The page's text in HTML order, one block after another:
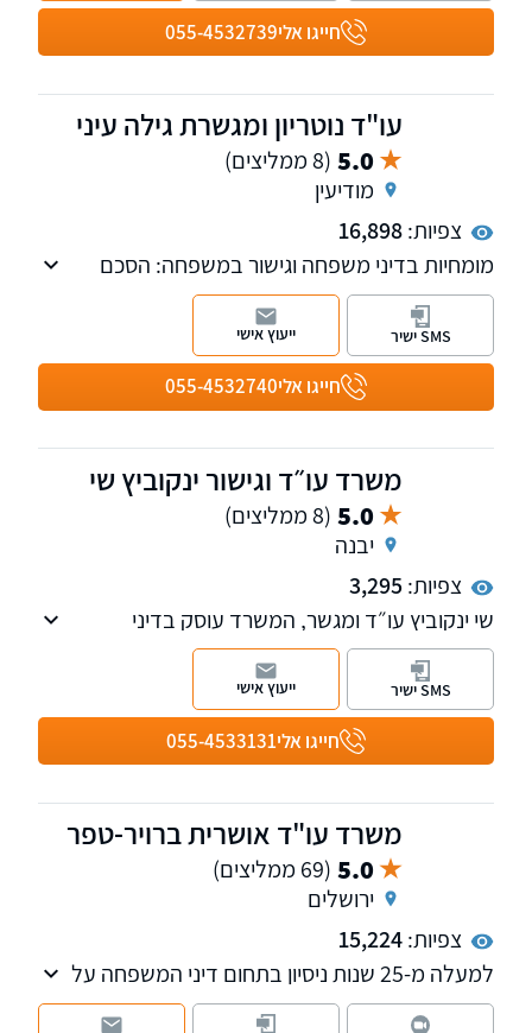
חייגו אלי055-4532739
עו"ד נוטריון ומגשרת גילה עיני
5.0 (8 ממליצים)
מודיעין
צפיות:16,898
מומחיות בדיני משפחה וגישור במשפחה: הסכם
גירושין, הסכם ממון, מזונות, משמורת, רכוש, ידועים
בציבור, צוואות, ירושות, אפוטרופסות, ייפוי כח
מתמשך, גישור
חייגו אלי055-4532740
SMS ישיר ייעוץ אישי
משרד עו״ד וגישור ינקוביץ שי
5.0 (8 ממליצים)
יבנה
צפיות:3,295
שי ינקוביץ עו״ד ומגשר, המשרד עוסק בדיני
משפחה, זכויות יוצרים ולשון הרע.
חייגו אלי055-4533131
SMS ישיר ייעוץ אישי
משרד עו"ד אושרית ברויר-טפר
5.0 (69 ממליצים)
ירושלים
צפיות:15,224
למעלה מ-25 שנות ניסיון בתחום דיני המשפחה על
כל רבדיו: ניהול מו"מ, הסכמי ממון, משמורת,